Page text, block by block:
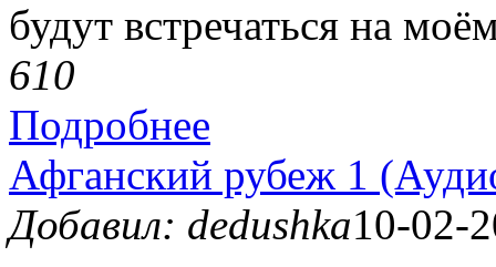
будут встречаться на
610
Подробнее
Афганский рубеж 1
Добавил: dedushka10-02-